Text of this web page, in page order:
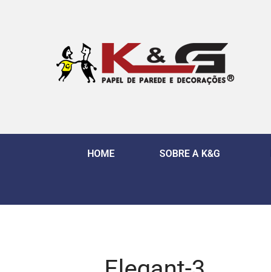
HOME SOBRE A K&G